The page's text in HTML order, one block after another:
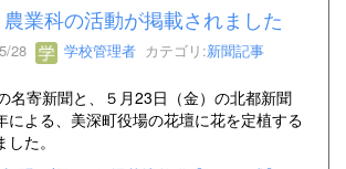
農業科の活動が掲載されました
28 学校管理者 カテゴリ:新聞記事
名寄新聞と、５月23日（金）の北都新聞
による、美深町役場の花壇に花を定植する
た。